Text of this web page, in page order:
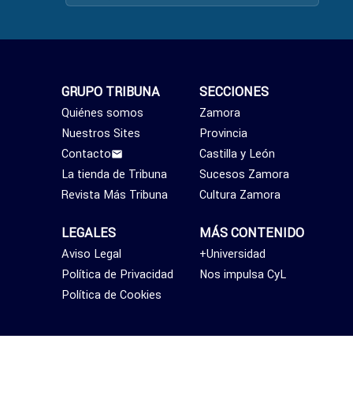
SECCIONES
Zamora
Provincia
Castilla y León
Sucesos Zamora
Cultura Zamora
MÁS CONTENIDO
+Universidad
Nos impulsa CyL
GRUPO TRIBUNA
Quiénes somos
Nuestros Sites
Contacto
La tienda de Tribuna
Revista Más Tribuna
LEGALES
Aviso Legal
Política de Privacidad
Política de Cookies